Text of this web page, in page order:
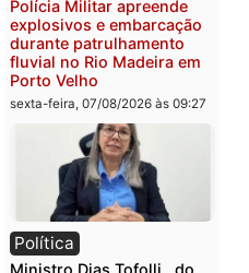
Polícia
Polícia Civil deflagra
operação contra facção
criminosa que atacava
provedores de internet
Rondônia
sexta-feira, 07/08/2026 às